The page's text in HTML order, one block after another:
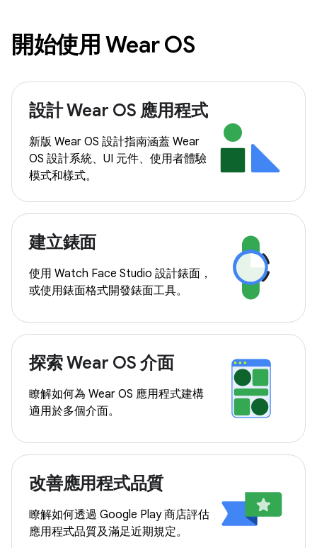
開始使用 Wear OS
設計 Wear OS 應用程式
新版 Wear OS 設計指南涵蓋 Wear
OS 設計系統、UI 元件、使用者體驗
模式和樣式。
建立錶面
使用 Watch Face Studio 設計錶面，
或使用錶面格式開發錶面工具。
探索 Wear OS 介面
瞭解如何為 Wear OS 應用程式建構
適用於多個介面。
改善應用程式品質
瞭解如何透過 Google Play 商店評估
應用程式品質及滿足近期規定。